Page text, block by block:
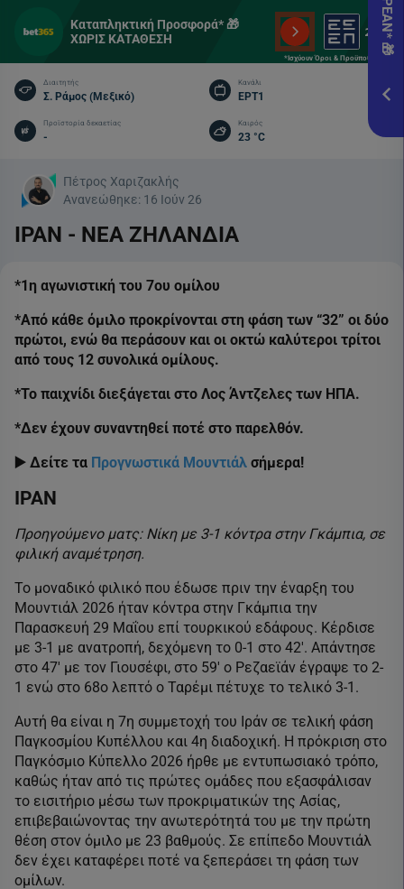
Καταπληκτική Προσφορά* 🎁
ΧΩΡΙΣ ΚΑΤΑΘΕΣΗ
*Ισχύουν Όροι & Προϋποθέσεις
Διαιτητής
Σ. Ράμος (Μεξικό)
Κανάλι
ΕΡΤ1
Προϊστορία δεκαετίας
-
Καιρός
23 °C
Πέτρος Χαριζακλής
Ανανεώθηκε: 16 Ιούν 26
ΙΡΑΝ - ΝΕΑ ΖΗΛΑΝΔΙΑ
*1η αγωνιστική του 7ου ομίλου
*Από κάθε όμιλο προκρίνονται στη φάση των “32” οι δύο
πρώτοι, ενώ θα περάσουν και οι οκτώ καλύτεροι τρίτοι
από τους 12 συνολικά ομίλους.
*Το παιχνίδι διεξάγεται στο Λος Άντζελες των ΗΠΑ.
*Δεν έχουν συναντηθεί ποτέ στο παρελθόν.
▶️ Δείτε τα Προγνωστικά Μουντιάλ σήμερα!
ΙΡΑΝ
Προηγούμενο ματς: Νίκη με 3-1 κόντρα στην Γκάμπια, σε
φιλική αναμέτρηση.
Το μοναδικό φιλικό που έδωσε πριν την έναρξη του
Μουντιάλ 2026 ήταν κόντρα στην Γκάμπια την
Παρασκευή 29 Μαΐου επί τουρκικού εδάφους. Κέρδισε
με 3-1 με ανατροπή, δεχόμενη το 0-1 στο 42′. Απάντησε
στο 47′ με τον Γιουσέφι, στο 59′ ο Ρεζαεϊάν έγραψε το 2-
1 ενώ στο 68ο λεπτό ο Ταρέμι πέτυχε το τελικό 3-1.
Αυτή θα είναι η 7η συμμετοχή του Ιράν σε τελική φάση
Παγκοσμίου Κυπέλλου και 4η διαδοχική. Η πρόκριση στο
Παγκόσμιο Κύπελλο 2026 ήρθε με εντυπωσιακό τρόπο,
καθώς ήταν από τις πρώτες ομάδες που εξασφάλισαν
το εισιτήριο μέσω των προκριματικών της Ασίας,
επιβεβαιώνοντας την ανωτερότητά του με την πρώτη
θέση στον όμιλο με 23 βαθμούς. Σε επίπεδο Μουντιάλ
δεν έχει καταφέρει ποτέ να ξεπεράσει τη φάση των
ομίλων.
εδώ!